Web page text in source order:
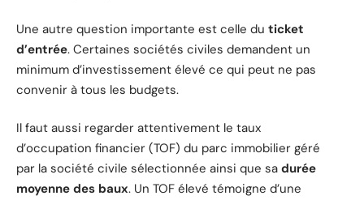
Une autre question importante est celle du ticket
d’entrée. Certaines sociétés civiles demandent un
minimum d’investissement élevé ce qui peut ne pas
convenir à tous les budgets.
Il faut aussi regarder attentivement le taux
d’occupation financier (TOF) du parc immobilier géré
par la société civile sélectionnée ainsi que sa durée
moyenne des baux. Un TOF élevé témoigne d’une